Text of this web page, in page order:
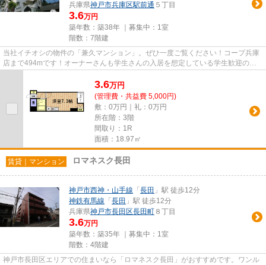
兵庫県神戸市兵庫区駅前通 ５丁目
3.6万円
築年数：築38年 ｜募集中： 1室
階数：7階建
当社イチオシの物件の「兼久マンション」。ぜひ一度ご覧ください！コープ兵庫
店まで494mです！オーナーさんも学生さんの入居を想定している学生歓迎の物
3.6万円
(管理費・共益費 5,000円)
敷：0万円｜礼：0万円
所在階：3階
間取り：1R
面積：18.97㎡
賃貸｜マンション ロマネスク長田
神戸市西神・山手線 「 長田 」駅 徒歩12分
神鉄有馬線 「 長田 」駅 徒歩12分
兵庫県神戸市長田区長田町 ８丁目
3.6万円
築年数：築35年 ｜募集中： 1室
階数：4階建
神戸市長田区エリアでの住まいなら「ロマネスク長田」がおすすめです。ワンル